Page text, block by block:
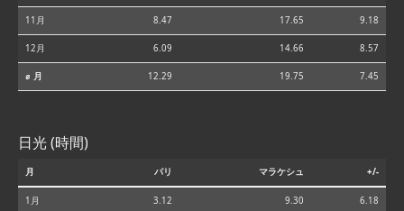
11月 8.47 17.65 9.18
12月 6.09 14.66 8.57
⌀ 月 12.29 19.75 7.45
日光 (時間)
月 パリ マラケシュ +/-
1月 3.12 9.30 6.18